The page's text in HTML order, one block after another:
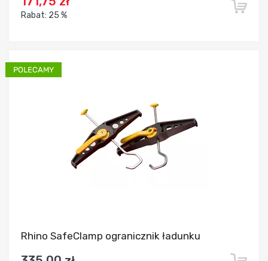
Rabat: 25 %
Rhino SafeClamp ogranicznik ładunku